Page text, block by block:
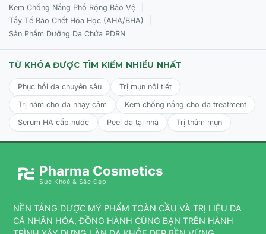
Kem Chống Nắng Phổ Rộng Bảo Vệ
Tẩy Tế Bào Chết Hóa Học (AHA/BHA)
Sản Phẩm Dưỡng Da Chứa PDRN
TỪ KHÓA ĐƯỢC TÌM KIẾM NHIỀU NHẤT
Phục hồi da chuyên sâu
Trị mụn nội tiết
Trị nám cho da nhạy cảm
Kem chống nắng cho da treatment
Serum HA cấp nước
Peel da tại nhà Trị thâm mụn
Pharma Cosmetics
Sức Khoẻ & Sắc Đẹp
NỀN TẢNG DƯỢC MỸ PHẨM TOÀN CẦU VÀ TRỊ LIỆU DA
CÁ NHÂN HÓA, ĐỒNG HÀNH CÙNG BẠN TRÊN HÀNH